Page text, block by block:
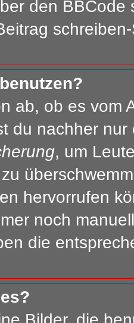
den
ab, ob es vom
du nachher
, um
hervorrufen
noch
die